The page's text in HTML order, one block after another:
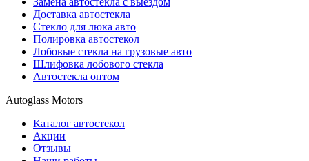
Доставка автостекла
Стекло для люка авто
Полировка автостекол
Лобовые стекла на грузовые авто
Шлифовка лобового стекла
Автостекла оптом
Autoglass Motors
Каталог автостекол
Акции
Отзывы